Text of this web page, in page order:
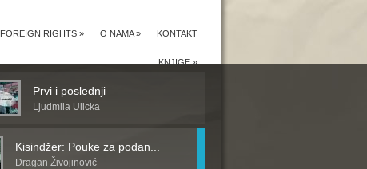
KONTAKT
O NAMA»
FOREIGN RIGHTS »
KNJIGE»
Prvi i poslednji
Ljudmila Ulicka
Kisindžer: Pouke za podan...
Dragan Živojinović